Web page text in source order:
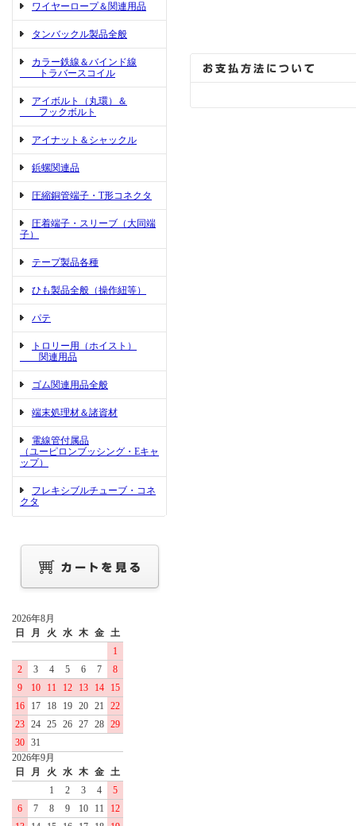
ワイヤーロープ＆関連用品
タンバックル製品全般
カラー鉄線＆バインド線
トラバースコイル
アイボルト（丸環）＆
フックボルト
アイナット＆シャックル
鋲螺関連品
圧縮銅管端子・T形コネクタ
圧着端子・スリーブ（大同端
子）
テープ製品各種
ひも製品全般（操作紐等）
パテ
トロリー用（ホイスト）
関連用品
ゴム関連用品全般
端末処理材＆諸資材
電線管付属品
（ユーピロンブッシング・Eキャ
ップ）
フレキシブルチューブ・コネ
クタ
2026年8月
日
月 火 水 木 金 土
1
2
3 4 5 6 7
8
9
10 11 12 13 14
15
16
17 18 19 20 21
22
23 24 25 26 27 28 29
30 31
2026年9月
日
月 火 水 木 金 土
1
2 3 4
5
6
7 8 9 10 11
12